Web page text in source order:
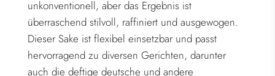
unkonventionell, aber das Ergebnis ist
überraschend stilvoll, raffiniert und ausgewogen.
Dieser Sake ist flexibel einsetzbar und passt
hervorragend zu diversen Gerichten, darunter
auch die deftige deutsche und andere